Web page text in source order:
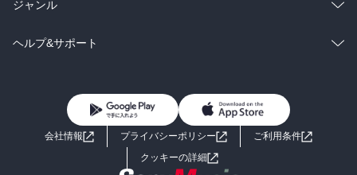
BL・TL
ラノベ
雑誌・グラビア
総合
ラノベ
ジャンル
コミック
ライトノベル 男子向けラノベ
小説
ヘルプ&サポート
よくあるご質問 お問い合わせ
会社情報 プライバシーポリシー
ご利用条件
クッキーの詳細